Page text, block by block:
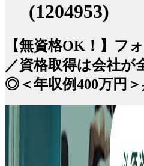
(1204953)
【無資格OK！】フ
／資格取得は会社が
◎＜年収例400万円